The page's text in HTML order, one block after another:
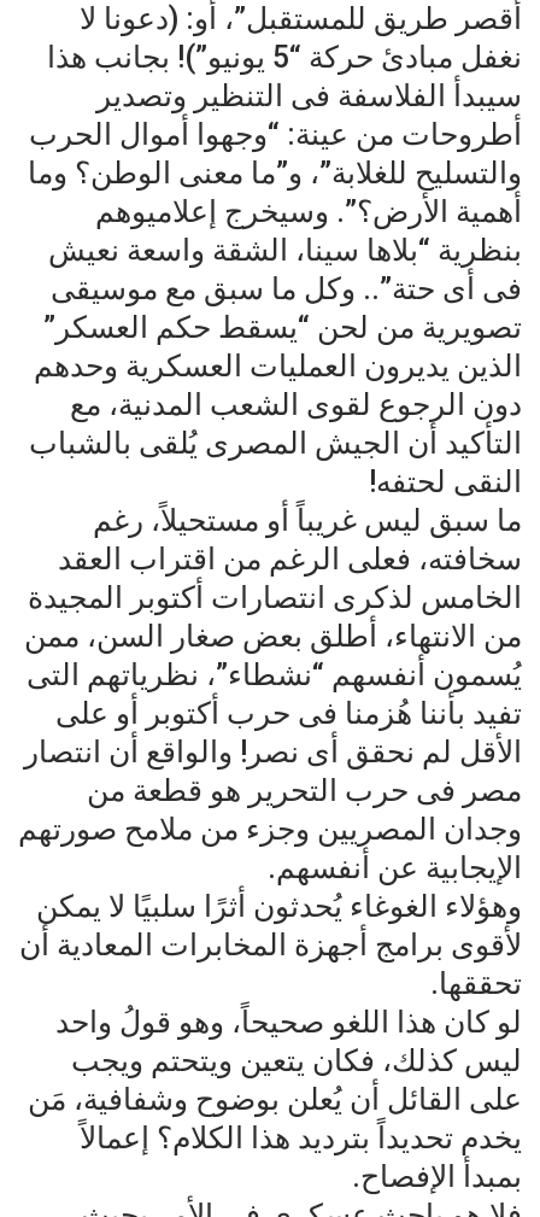
أقصر طريق للمستقبل”، أو: (دعونا لا
نغفل مبادئ حركة “5 يونيو”)! بجانب هذا
سيبدأ الفلاسفة فى التنظير وتصدير
أطروحات من عينة: “وجهوا أموال الحرب
والتسليح للغلابة”، و”ما معنى الوطن؟ وما
أهمية الأرض؟”. وسيخرج إعلاميوهم
بنظرية “بلاها سينا، الشقة واسعة نعيش
فى أى حتة”.. وكل ما سبق مع موسيقى
تصويرية من لحن “يسقط حكم العسكر”
الذين يديرون العمليات العسكرية وحدهم
دون الرجوع لقوى الشعب المدنية، مع
التأكيد أن الجيش المصرى يُلقى بالشباب
النقى لحتفه!
ما سبق ليس غريباً أو مستحيلاً، رغم
سخافته، فعلى الرغم من اقتراب العقد
الخامس لذكرى انتصارات أكتوبر المجيدة
من الانتهاء، أطلق بعض صغار السن، ممن
يُسمون أنفسهم “نشطاء”، نظرياتهم التى
تفيد بأننا هُزمنا فى حرب أكتوبر أو على
الأقل لم نحقق أى نصر! والواقع أن انتصار
مصر فى حرب التحرير هو قطعة من
وجدان المصريين وجزء من ملامح صورتهم
الإيجابية عن أنفسهم.
وهؤلاء الغوغاء يُحدثون أثرًا سلبيًا لا يمكن
لأقوى برامج أجهزة المخابرات المعادية أن
تحققها.
لو كان هذا اللغو صحيحاً، وهو قولُ واحد
ليس كذلك، فكان يتعين ويتحتم ويجب
على القائل أن يُعلن بوضوح وشفافية، مَن
يخدم تحديداً بترديد هذا الكلام؟ إعمالاً
بمبدأ الإفصاح.